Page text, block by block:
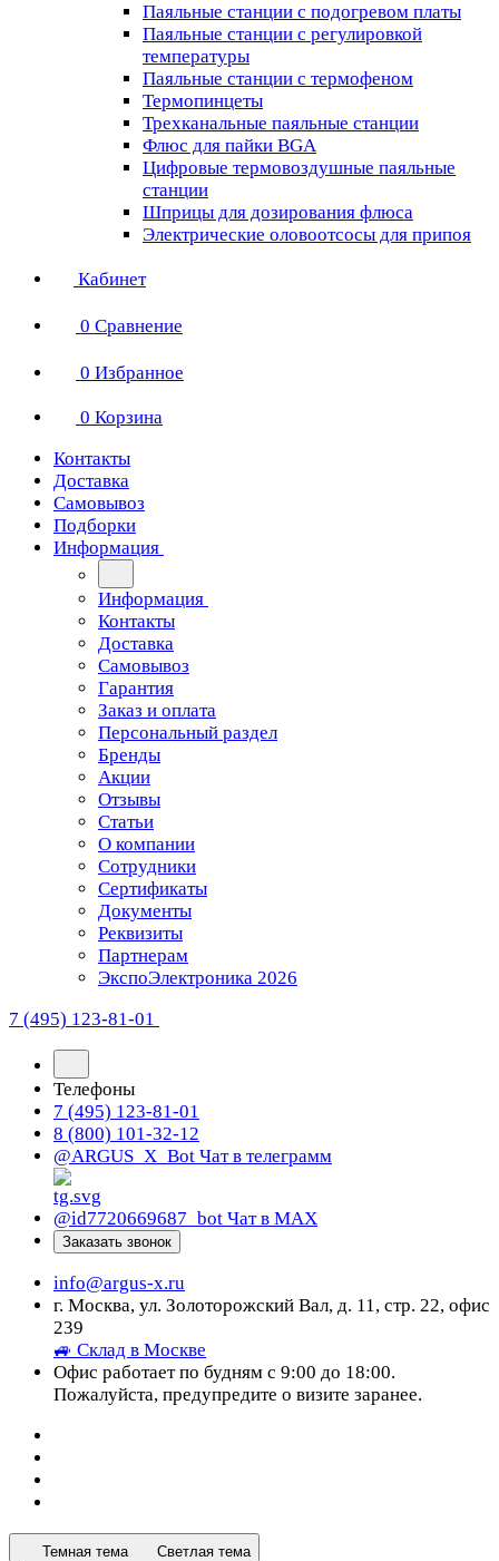
Паяльные станции с подогревом платы
Паяльные станции с регулировкой
температуры
Паяльные станции с термофеном
Термопинцеты
Трехканальные паяльные станции
Флюс для пайки BGA
Цифровые термовоздушные паяльные
станции
Шприцы для дозирования флюса
Электрические оловоотсосы для припоя
Кабинет
0 Сравнение
0 Избранное
0 Корзина
Контакты
Доставка
Самовывоз
Подборки
Информация
Информация
Контакты
Доставка
Самовывоз
Гарантия
Заказ и оплата
Персональный раздел
Бренды
Акции
Отзывы
Статьи
О компании
Сотрудники
Сертификаты
Документы
Реквизиты
Партнерам
ЭкспоЭлектроника 2026
7 (495) 123-81-01
Телефоны
7 (495) 123-81-01
8 (800) 101-32-12
@ARGUS_X_Bot Чат в телеграмм
@id7720669687_bot Чат в МАХ
Заказать звонок
info@argus-x.ru
г. Москва, ул. Золоторожский Вал, д. 11, стр. 22, офис
239
🚙 Склад в Москве
Офис работает по будням с 9:00 до 18:00.
Пожалуйста, предупредите о визите заранее.
Темная тема Светлая тема